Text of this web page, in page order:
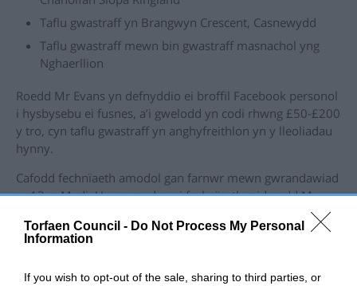
Torfaen Council - Do Not Process My Personal
Information
If you wish to opt-out of the sale, sharing to third parties, or
Taflu gwastraff yn Brangwyn Crescent, Casnewydd
Taflu gwastraff mewn bin gwastraff masnachol yng
Nghaerllion
Roedd Mr Evans yn defnyddio ei broffil Facebook personol
i hysbysebu ei fusnes, a’i gwelodd yn codi rhwng £50-£200
y tro, cyn taflu gwastraff yn anghyfreithlon yn y lleoliadau
hynny.
Cafodd fechnïaeth amodol gan farnwr mewn gwrandawiad
ar 13eg Medi. Un o amodau ei fechnïaeth, nid oedd Mr
Canfuwyd fod Mr Evans wedyn yn hysbysebu
wythnosau ar ôl rhoi ei fechnïaeth.